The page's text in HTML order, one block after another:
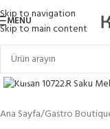
Skip to navigation
Skip to main content
MENU
Click to enlarge
Ana Sayfa/Gastro